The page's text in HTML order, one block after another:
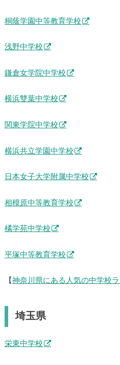
桐蔭学園中等教育学校
浅野中学校
鎌倉女学院中学校
横浜雙葉中学校
関東学院中学校
横浜共立学園中学校
日本女子大学附属中学校
相模原中等教育学校
橘学苑中学校
平塚中等教育学校
【 神奈川県にある人気の中学校
埼玉県
栄東中学校